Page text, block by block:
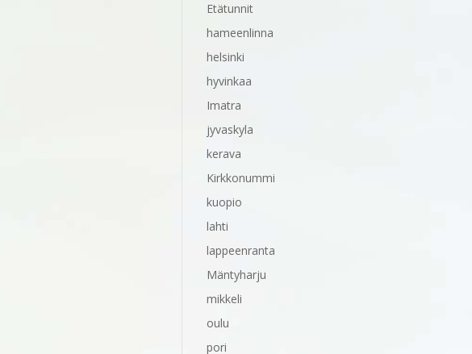
Etätunnit
hameenlinna
helsinki
hyvinkaa
Imatra
jyvaskyla
kerava
Kirkkonummi
kuopio
lahti
lappeenranta
Mäntyharju
mikkeli
oulu
pori